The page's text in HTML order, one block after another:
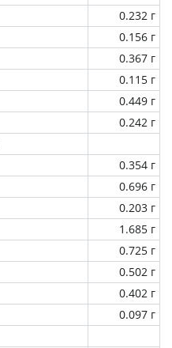
0.232 г
0.156 г
0.367 г
0.115 г
0.449 г
0.242 г
0.354 г
0.696 г
0.203 г
1.685 г
0.725 г
0.502 г
0.402 г
0.097 г